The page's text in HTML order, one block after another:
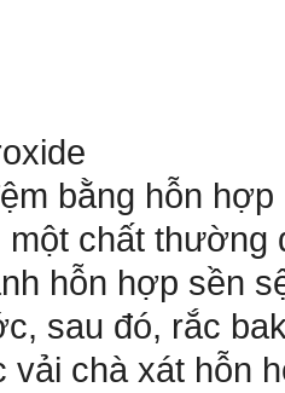
bằng hỗn hợp
một chất
hỗn hợp sền
sau đó, rắc
vải chà xát hỗn